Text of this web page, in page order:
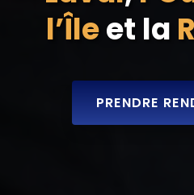
l’Îleet la
PRENDRE